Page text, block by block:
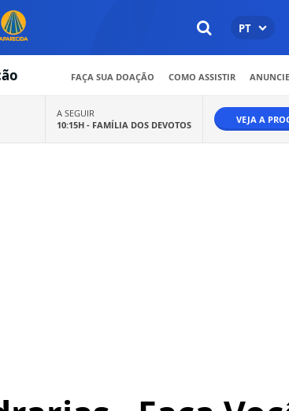
PT
FAÇA SUA DOAÇÃO COMO ASSISTIR ANUNCIE
A SEGUIR
10:15H - FAMÍLIA DOS DEVOTOS VEJA A